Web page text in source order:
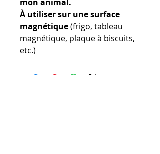
À utiliser sur une surface
magnétique(frigo, tableau
magnétique, plaque à biscuits,
etc.)